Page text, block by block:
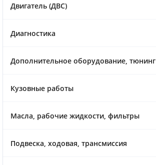
Двигатель (ДВС)
Диагностика
Дополнительное оборудование, тюнинг
Кузовные работы
Масла, рабочие жидкости, фильтры
Подвеска, ходовая, трансмиссия